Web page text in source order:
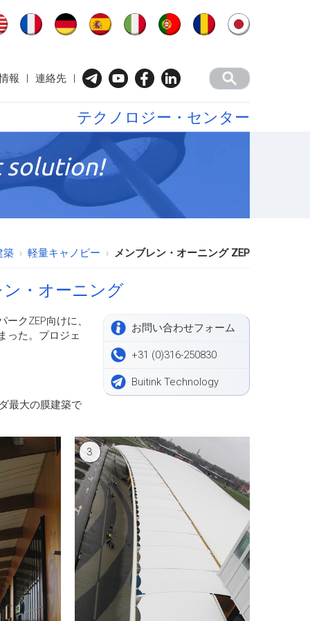
報 | 連絡先 |
テクノロジー・センター
solution!
築 軽量キャノピー メンブレン・オーニング ZEP
・オーニング
お問い合わせフォーム
+31 (0)316-250830
Buitink Technology
クZEP向けに、
った。プロジェ
最大の膜建築で
3